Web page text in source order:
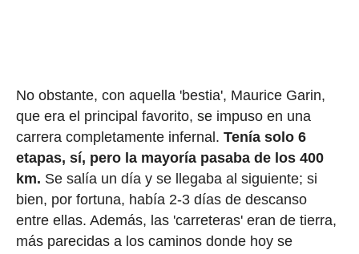
No obstante, con aquella 'bestia', Maurice Garin,
que era el principal favorito, se impuso en una
carrera completamente infernal. Tenía solo 6
etapas, sí, pero la mayoría pasaba de los 400
km. Se salía un día y se llegaba al siguiente; si
bien, por fortuna, había 2-3 días de descanso
entre ellas. Además, las 'carreteras' eran de tierra,
más parecidas a los caminos donde hoy se